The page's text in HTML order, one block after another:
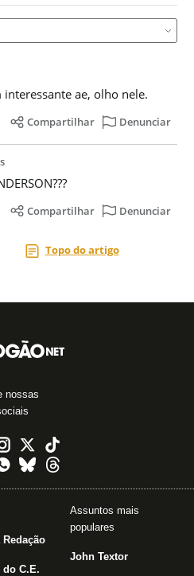
nossas
Redação
do C.E.
Assuntos mais
populares
John Textor